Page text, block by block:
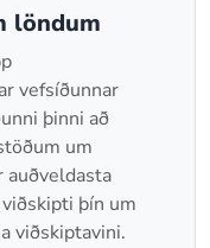
löndum
vefsíðunnar
þinni að
um
auðveldasta
þín um
viðskiptavini.